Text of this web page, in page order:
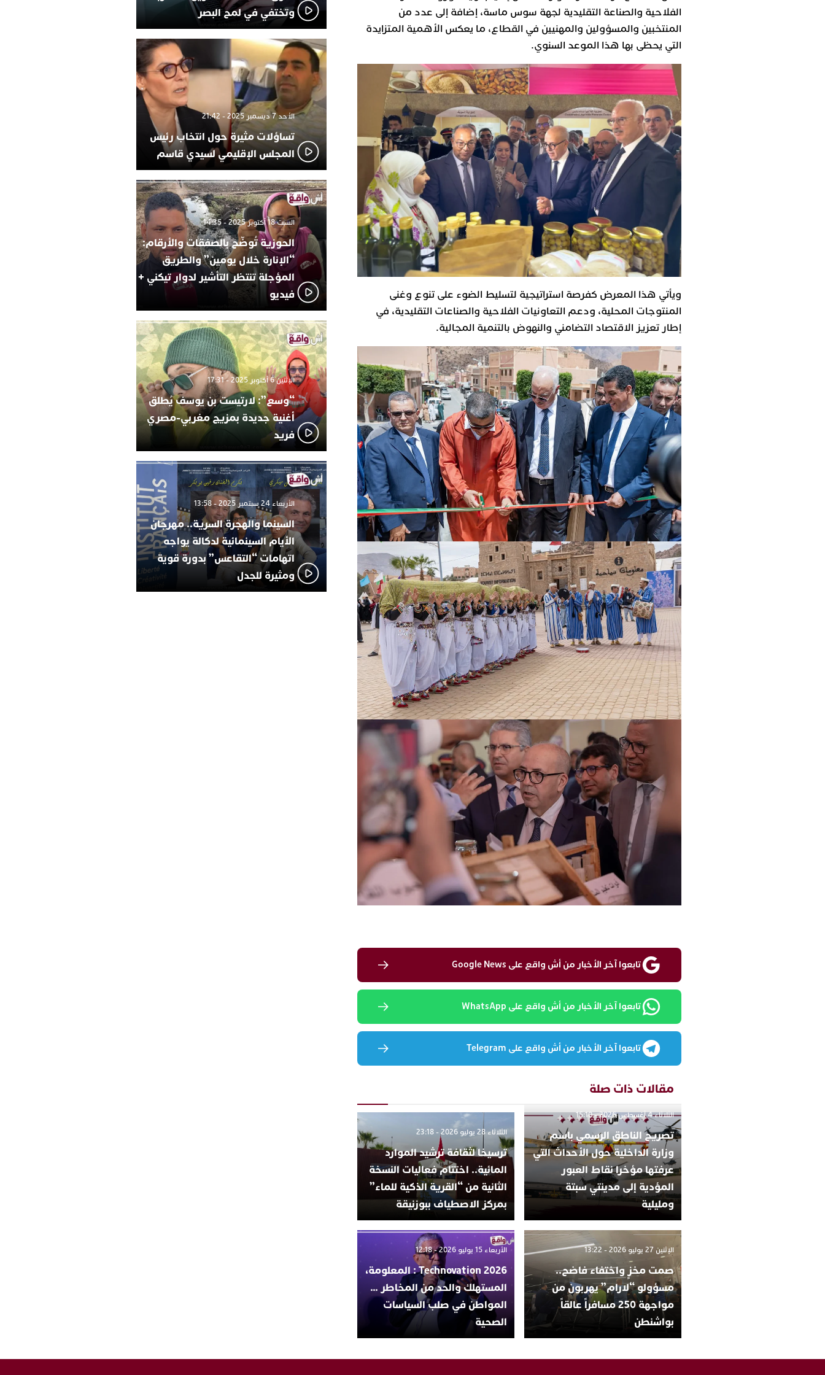
الفلاحية والصناعة التقليدية لجهة سوس ماسة، إضافة إلى عدد من
المنتخبين والمسؤولين والمهنيين في القطاع، ما يعكس الأهمية المتزايدة
التي يحظى بها هذا الموعد السنوي.
ويأتي هذا المعرض كفرصة استراتيجية لتسليط الضوء على تنوع وغنى
المنتوجات المحلية، ودعم التعاونيات الفلاحية والصناعات التقليدية، في
إطار تعزيز الاقتصاد التضامني والنهوض بالتنمية المجالية.
تابعوا آخر الأخبار من أش واقع على Google News
تابعوا آخر الأخبار من أش واقع على WhatsApp
تابعوا آخر الأخبار من أش واقع على Telegram
مقالات ذات صلة
الثلاثاء 4 أغسطس 2026 - 15:10
تصريح الناطق الرسمي باسم
وزارة الداخلية حول الأحداث التي
عرفتها مؤخرا نقاط العبور
المؤدية إلى مدينتي سبتة
ومليلية
الثلاثاء 28 يوليو 2026 - 23:18
ترسيخا لثقافة ترشيد الموارد
المائية.. اختتام فعاليات النسخة
الثانية من “القرية الذكية للماء”
بمركز الاصطياف ببوزنيقة
الإثنين 27 يوليو 2026 - 13:22
صمت مخزٍ واختفاء فاضح..
مسؤولو “لارام” يهربون من
مواجهة 250 مسافراً عالقاً
بواشنطن
الأربعاء 15 يوليو 2026 - 12:18
Technovation 2026 : المعلومة،
المستهلك والحد من المخاطر …
المواطن في صلب السياسات
الصحية
وتختفي في لمح البصر
الأحد 7 ديسمبر 2025 - 21:42
تساؤلات مثيرة حول انتخاب رئيس
المجلس الإقليمي لسيدي قاسم
السبت 18 أكتوبر 2025 - 14:35
الحوزية تُوضّح بالصفقات والأرقام:
“الإنارة خلال يومين” والطريق
المؤجلة تنتظر التأشير لدوار تيكني +
فيديو
الإثنين 6 أكتوبر 2025 - 17:31
“وسع”: لارتيست بن يوسف يُطلق
أغنية جديدة بمزيج مغربي-مصري
فريد
الأربعاء 24 سبتمبر 2025 - 13:58
السينما والهجرة السرية.. مهرجان
الأيام السينمائية لدكالة يواجه
اتهامات “التقاعس” بدورة قوية
ومثيرة للجدل